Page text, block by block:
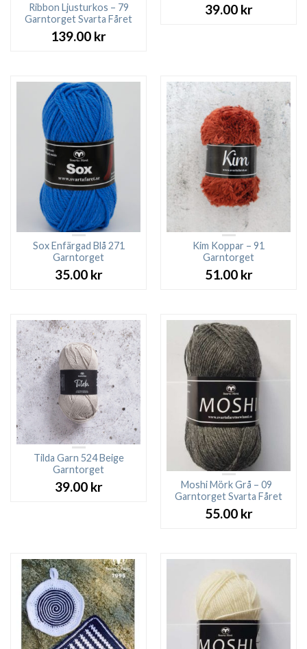
Ribbon Ljusturkos – 79
Garntorget Svarta Fåret
139.00 kr
39.00 kr
Sox Enfärgad Blå 271
Garntorget
35.00 kr
Kim Koppar – 91
Garntorget
51.00 kr
Tilda Garn 524 Beige
Garntorget
39.00 kr
Moshi Mörk Grå – 09
Garntorget Svarta Fåret
55.00 kr